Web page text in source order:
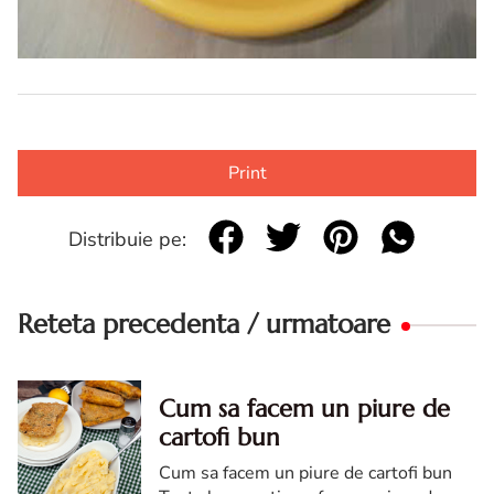
Print
Distribuie pe:
Reteta precedenta / urmatoare
Cum sa facem un piure de
cartofi bun
Cum sa facem un piure de cartofi bun